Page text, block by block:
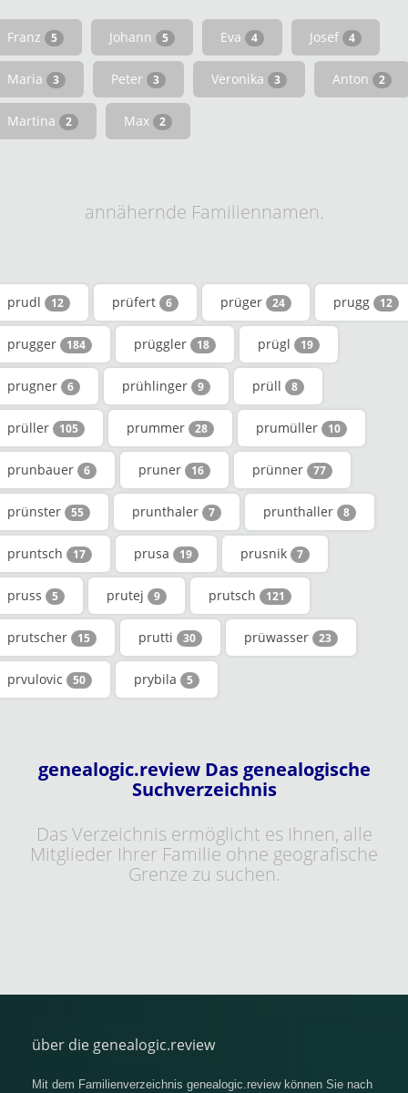
Franz 5 Johann 5 Eva 4 Josef 4
Maria 3 Peter 3 Veronika 3 Anton 2
Martina 2 Max 2
annähernde Familiennamen.
prudl 12 prüfert 6 prüger 24 prugg 12
prugger 184 prüggler 18 prügl 19
prugner 6 prühlinger 9 prüll 8
prüller 105 prummer 28 prumüller 10
prunbauer 6 pruner 16 prünner 77
prünster 55 prunthaler 7 prunthaller 8
pruntsch 17 prusa 19 prusnik 7
pruss 5 prutej 9 prutsch 121
prutscher 15 prutti 30 prüwasser 23
prvulovic 50 prybila 5
genealogic.review Das genealogische
Suchverzeichnis
Das Verzeichnis ermöglicht es Ihnen, alle
Mitglieder Ihrer Familie ohne geografische
Grenze zu suchen.
über die genealogic.review
Mit dem Familienverzeichnis genealogic.review können Sie nach